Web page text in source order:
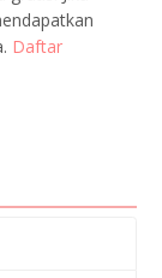
Daftar